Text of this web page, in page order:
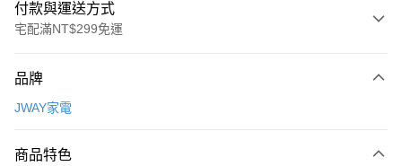
付款與運送方式
宅配滿NT$299免運
信用卡一次付款
Apple Pay
品牌
JWAY家電
商品特色